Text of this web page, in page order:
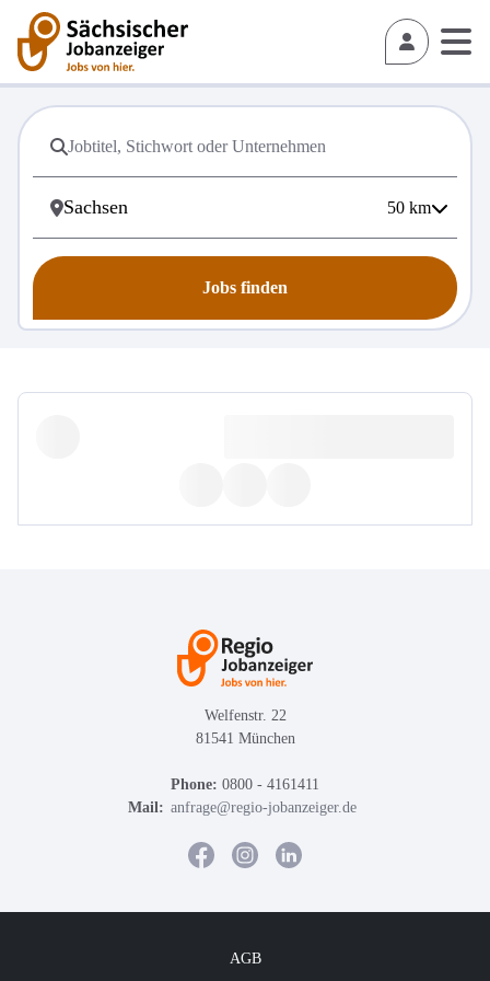
50 km
Jobs finden
Welfenstr. 22
81541 München
Phone: 0800 - 4161411
Mail: anfrage@regio-jobanzeiger.de
AGB